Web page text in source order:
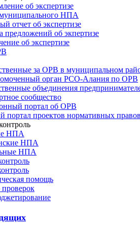
об экспертизе
НПА
отчет об экспертизе
предложений об экпертизе
об экспертизе
за ОРВ в муниципальном
орган РСО-Алания по ОРВ
объединения
сообщество
портал об ОРВ
портал проектов нормативных
НПА
НПА
НПА
помощь